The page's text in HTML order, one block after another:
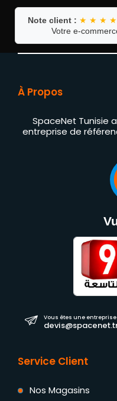
Note client : ★ ★ ★
Votre e-
À Propos
SpaceNet Tunisie
entreprise de
Vous êtes une entreprise
Service Client
Nos Magasins